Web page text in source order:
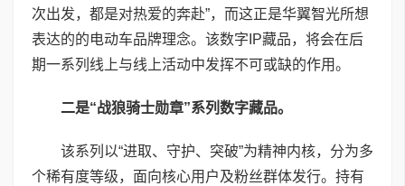
次出发，都是对热爱的奔赴”，而这正是华翼智光所想
表达的的电动车品牌理念。该数字IP藏品，将会在后
期一系列线上与线上活动中发挥不可或缺的作用。
二是“战狼骑士勋章”系列数字藏品。
该系列以“进取、守护、突破”为精神内核，分为多
个稀有度等级，面向核心用户及粉丝群体发行。持有